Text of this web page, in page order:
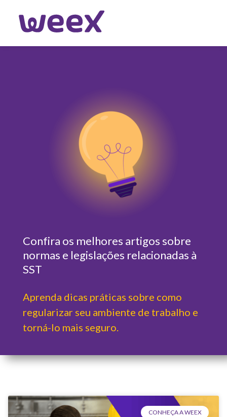
Confira os melhores artigos sobre
normas e legislações relacionadas à
SST
Aprenda dicas práticas sobre como
regularizar seu ambiente de trabalho e
torná-lo mais seguro.
CONHEÇA A WEEX